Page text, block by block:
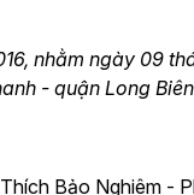
nhằm ngày 09
- quận Long
Bảo Nghiêm -